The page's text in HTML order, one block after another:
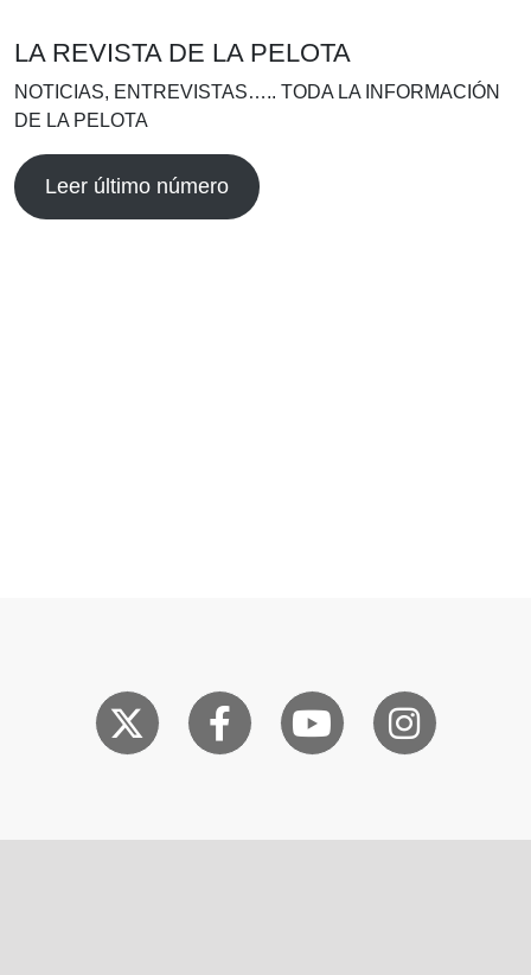
LA REVISTA DE LA PELOTA
NOTICIAS, ENTREVISTAS….. TODA LA INFORMACIÓN
DE LA PELOTA
Leer último número